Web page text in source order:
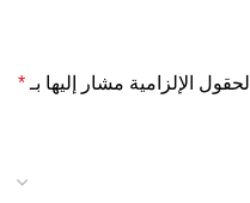
الحقول الإلزامية مشار إليها بـ *